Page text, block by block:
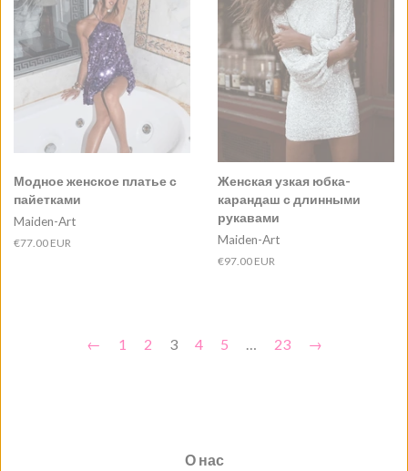
Модное женское платье с
пайетками
Maiden-Art
Обычная
€77.00 EUR
Женская узкая юбка-
карандаш с длинными
рукавами
Maiden-Art
Обычная
€97.00 EUR
← 1 2 3 4 5 23 →
О нас